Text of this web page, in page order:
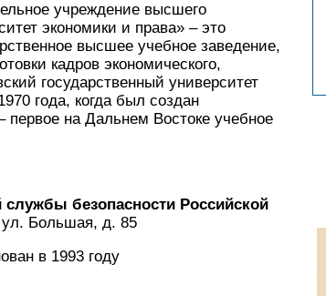
учреждение высшего
экономики и права» – это
высшее учебное заведение,
кадров экономического,
государственный университет
года, когда был создан
первое на Дальнем Востоке учебное
безопасности Российской
ул. Большая, д. 85
в 1993 году